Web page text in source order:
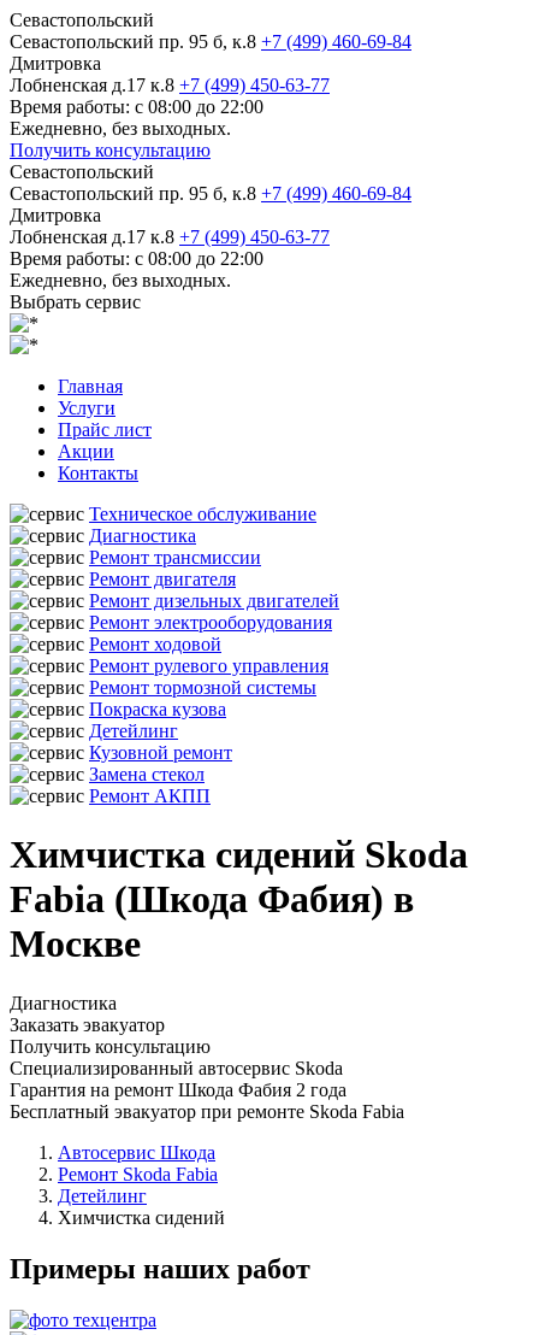
Севастопольский
Севастопольский пр. 95 б, к.8 +7 (499) 460-69-84
Дмитровка
Лобненская д.17 к.8 +7 (499) 450-63-77
Время работы: с 08:00 до 22:00
Ежедневно, без выходных.
Получить консультацию
Севастопольский
Севастопольский пр. 95 б, к.8 +7 (499) 460-69-84
Дмитровка
Лобненская д.17 к.8 +7 (499) 450-63-77
Время работы: с 08:00 до 22:00
Ежедневно, без выходных.
Выбрать сервис
Главная
Услуги
Прайс лист
Акции
Контакты
Техническое обслуживание
Диагностика
Ремонт трансмиссии
Ремонт двигателя
Ремонт дизельных двигателей
Ремонт электрооборудования
Ремонт ходовой
Ремонт рулевого управления
Ремонт тормозной системы
Покраска кузова
Детейлинг
Кузовной ремонт
Замена стекол
Ремонт АКПП
Химчистка сидений Skoda
Fabia (Шкода Фабия) в
Москве
Диагностика
Заказать эвакуатор
Получить консультацию
Специализированный автосервис Skoda
Гарантия на ремонт Шкода Фабия 2 года
Бесплатный эвакуатор при ремонте Skoda Fabia
Автосервис Шкода
Ремонт Skoda Fabia
Детейлинг
Химчистка сидений
Примеры наших работ